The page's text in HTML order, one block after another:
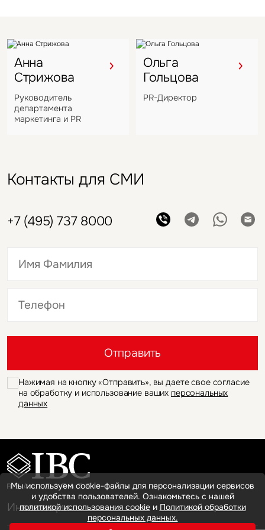
Анна
Стрижова
Руководитель
департамента
маркетинга и PR
Ольга
Гольцова
PR-Директор
Контакты для СМИ
+7 (495) 737 8000
Отправить
Нажимая на кнопку «Отправить», вы даете свое согласие
на обработку и использование ваших персональных
данных
Инвестиции
Мы используем cookie-файлы для персонализации сервисов
и удобства пользователей. Ознакомьтесь с нашей
политикой использования cookieи Политикой обработки
персональных данных.